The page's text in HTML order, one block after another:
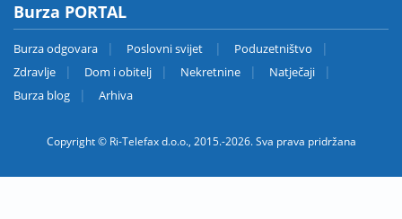
Burza PORTAL
Burza odgovara Poslovni svijet
Poduzetništvo
Zdravlje
Dom i obitelj Nekretnine
Natječaji
Burza blog
Arhiva
Copyright © Ri-Telefax d.o.o., 2015.-2026. Sva prava pridržana